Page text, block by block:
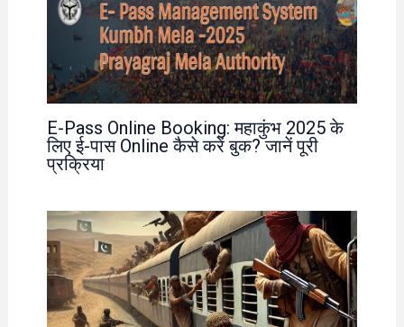
E-Pass Online Booking: महाकुंभ 2025 के
लिए ई-पास Online कैसे करें बुक? जानें पूरी
प्रक्रिया